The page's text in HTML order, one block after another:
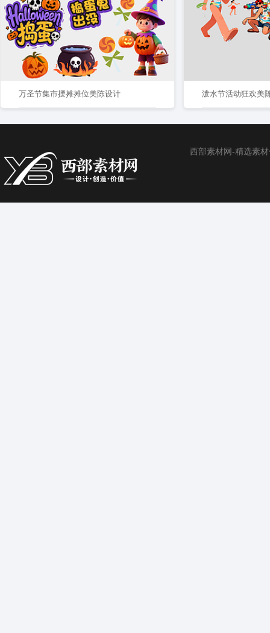
万圣节集市摆摊摊位美陈设计 泼水节活动狂欢美
西部素材网-精选素